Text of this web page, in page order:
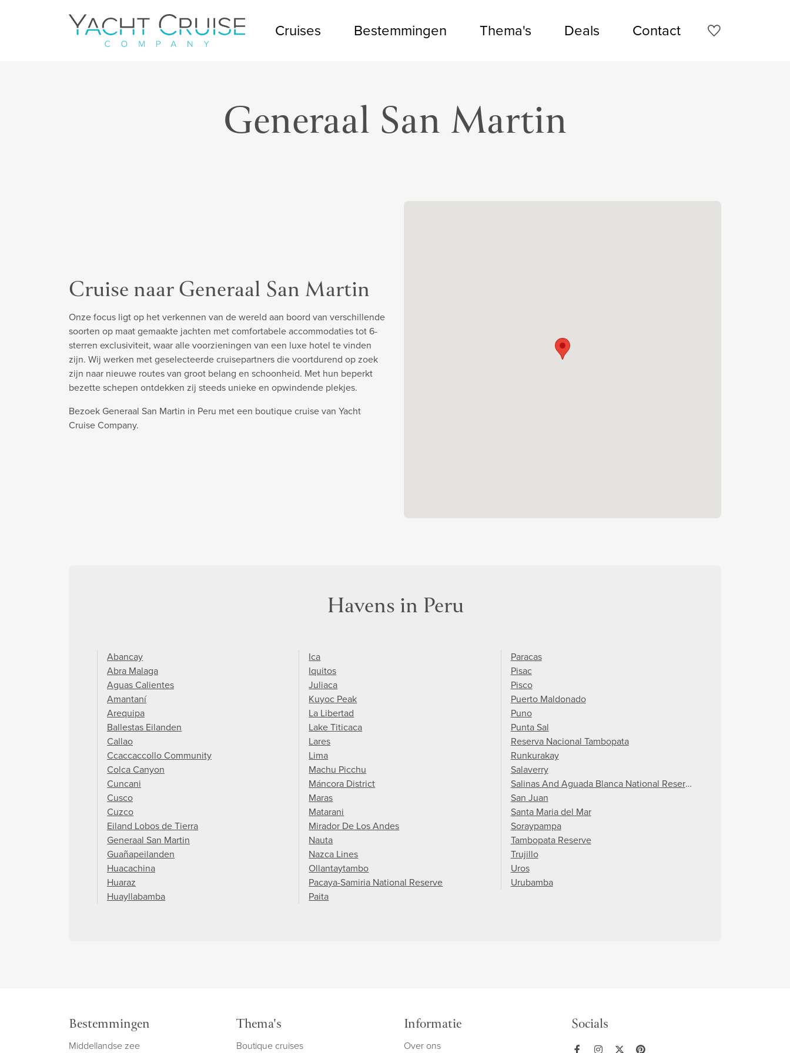
Navigation Cruises Bestemmingen Thema's Deals Contact
Generaal San Martin
Cruise naar Generaal San Martin
Onze focus ligt op het verkennen van de wereld aan boord van verschillende
soorten op maat gemaakte jachten met comfortabele accommodaties tot 6-
sterren exclusiviteit, waar alle voorzieningen van een luxe hotel te vinden
zijn. Wij werken met geselecteerde cruisepartners die voortdurend op zoek
zijn naar nieuwe routes van groot belang en schoonheid. Met hun beperkt
bezette schepen ontdekken zij steeds unieke en opwindende plekjes.
Bezoek Generaal San Martin in Peru met een boutique cruise van Yacht
Cruise Company.
Havens in Peru
Abancay
Abra Malaga
Aguas Calientes
Amantaní
Arequipa
Ballestas Eilanden
Callao
Ccaccaccollo Community
Colca Canyon
Cuncani
Cusco
Cuzco
Eiland Lobos de Tierra
Generaal San Martin
Guañapeilanden
Huacachina
Huaraz
Huayllabamba
Ica
Iquitos
Juliaca
Kuyoc Peak
La Libertad
Lake Titicaca
Lares
Lima
Machu Picchu
Máncora District
Maras
Matarani
Mirador De Los Andes
Nauta
Nazca Lines
Ollantaytambo
Pacaya-Samiria National Reserve
Paita
Paracas
Pisac
Pisco
Puerto Maldonado
Puno
Punta Sal
Reserva Nacional Tambopata
Runkurakay
Salaverry
Salinas And Aguada Blanca National Reservation
San Juan
Santa Maria del Mar
Soraypampa
Tambopata Reserve
Trujillo
Uros
Urubamba
Bestemmingen
Middellandse zee
Thema's
Boutique cruises
Informatie
Over ons
Socials